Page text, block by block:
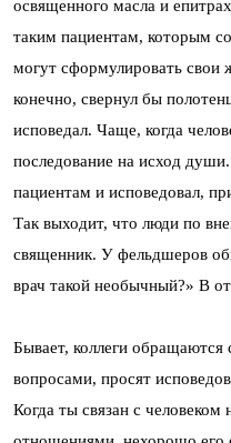
освященного масла и
таким пациентам, которым
могут сформулировать свои
конечно, свернул бы
исповедал. Чаще, когда
последование на исход
пациентам и исповедовал,
Так выходит, что люди по
священник. У фельдшеров
врач такой необычный?» В
Бывает, коллеги
вопросами, просят
Когда ты связан с